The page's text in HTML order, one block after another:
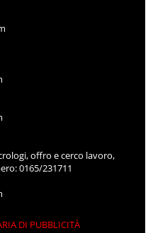
offro e cerco lavoro,
0165/231711
DI PUBBLICITÀ